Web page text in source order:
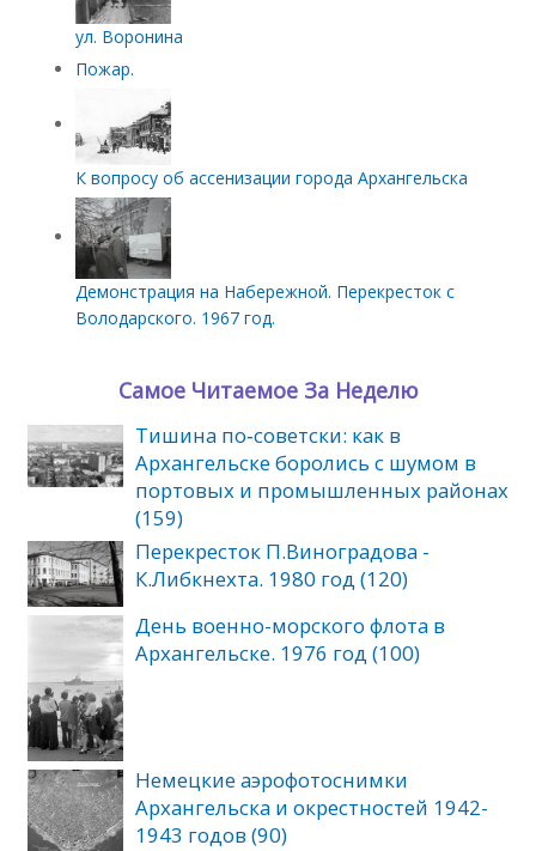
ул. Воронина
Пожар.
К вопросу об ассенизации города Архангельска
Демонстрация на Набережной. Перекресток с
Володарского. 1967 год.
Самое Читаемое За Неделю
Тишина по‑советски: как в
Архангельске боролись с шумом в
портовых и промышленных районах
(159)
Перекресток П.Виноградова -
К.Либкнехта. 1980 год (120)
День военно-морского флота в
Архангельске. 1976 год (100)
Немецкие аэрофотоснимки
Архангельска и окрестностей 1942-
1943 годов (90)